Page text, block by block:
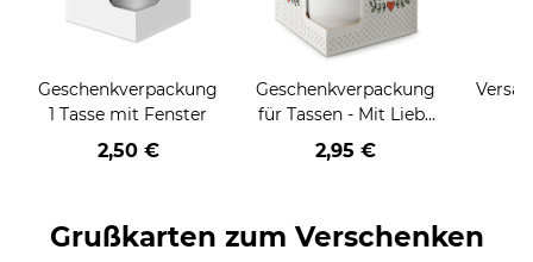
Geschenkverpackung
1 Tasse mit Fenster
2,50 €
Geschenkverpackung
für Tassen - Mit Liebe
geschenkt
2,95 €
Grußkarten zum Verschenken